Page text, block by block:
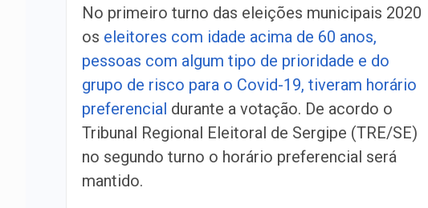
No primeiro turno das eleições municipais 2020
os eleitores com idade acima de 60 anos,
pessoas com algum tipo de prioridade e do
grupo de risco para o Covid-19, tiveram horário
preferencial durante a votação. De acordo o
Tribunal Regional Eleitoral de Sergipe (TRE/SE)
no segundo turno o horário preferencial será
mantido.